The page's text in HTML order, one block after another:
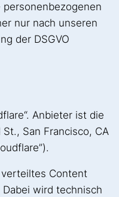
nur nach unseren
der DSGVO
Anbieter ist die
San Francisco, CA
Content
wird technisch